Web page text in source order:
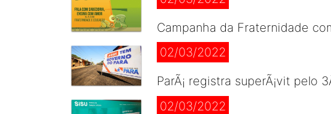
Campanha da Fraternidade
02/03/2022
ParÃ¡ registra superÃ¡vit
02/03/2022